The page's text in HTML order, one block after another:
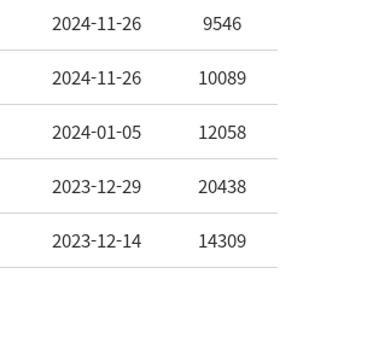
2024-11-26 9546
2024-11-26 10089
2024-01-05 12058
2023-12-29 20438
2023-12-14 14309